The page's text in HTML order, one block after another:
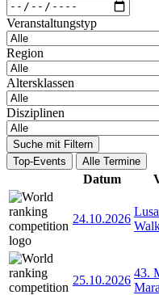
Veranstaltungstyp
Region
Altersklassen
Disziplinen
Suche mit Filtern
Top-Events
Alle Termine
Datum
24.10.2026
25.10.2026
43.